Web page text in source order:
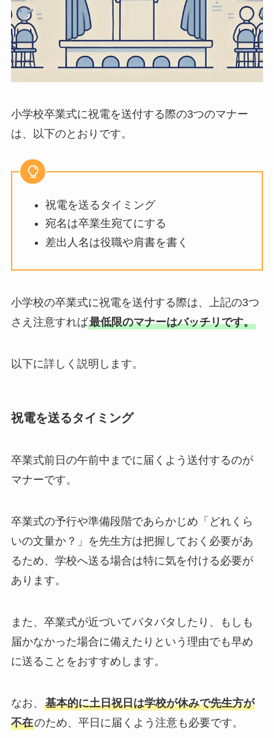
小学校卒業式に祝電を送付する際の3つのマナー
は、以下のとおりです。
祝電を送るタイミング
宛名は卒業生宛てにする
差出人名は役職や肩書を書く
小学校の卒業式に祝電を送付する際は、上記の3つ
さえ注意すれば最低限のマナーはバッチリです。
以下に詳しく説明します。
祝電を送るタイミング
卒業式前日の午前中までに届くよう送付するのが
マナーです。
卒業式の予行や準備段階であらかじめ「どれくら
いの文量か？」を先生方は把握しておく必要があ
るため、学校へ送る場合は特に気を付ける必要が
あります。
また、卒業式が近づいてバタバタしたり、もしも
届かなかった場合に備えたりという理由でも早め
に送ることをおすすめします。
なお、 基本的に土日祝日は学校が休みで先生方が
不在のため、平日に届くよう注意も必要です。